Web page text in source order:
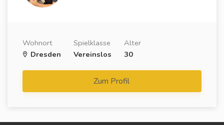
Wohnort
Dresden
Spielklasse
Vereinslos
Alter
30
Zum Profil